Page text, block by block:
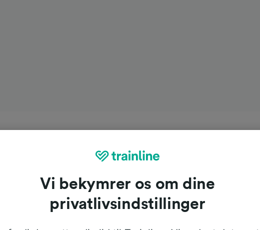
Vi bekymrer os om dine
privatlivsindstillinger